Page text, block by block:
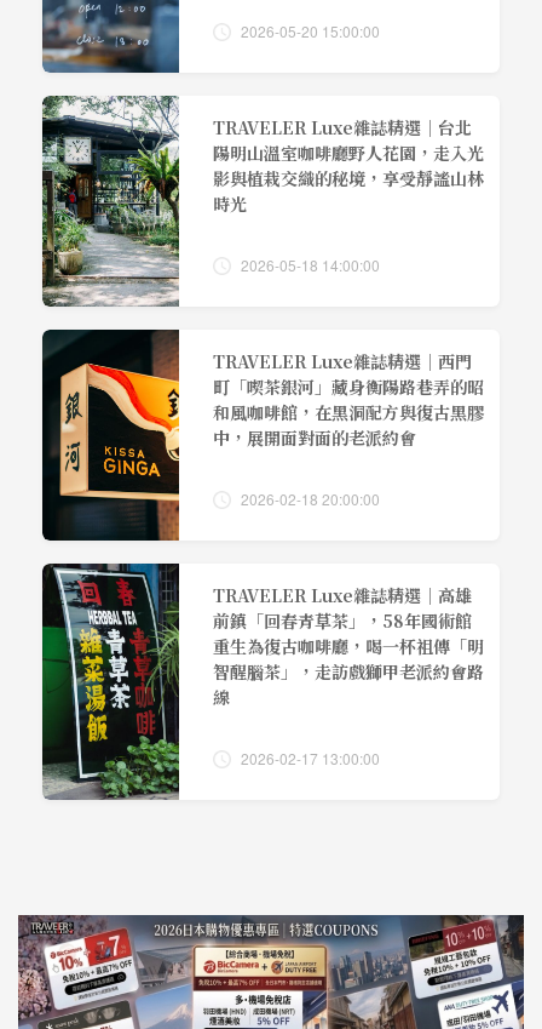
2026-05-20 15:00:00
TRAVELER Luxe雜誌精選｜台北
陽明山溫室咖啡廳野人花園，走入光
影與植栽交織的秘境，享受靜謐山林
時光
2026-05-18 14:00:00
TRAVELER Luxe雜誌精選｜西門
町「喫茶銀河」藏身衡陽路巷弄的昭
和風咖啡館，在黑洞配方與復古黑膠
中，展開面對面的老派約會
2026-02-18 20:00:00
TRAVELER Luxe雜誌精選｜高雄
前鎮「回春青草茶」，58年國術館
重生為復古咖啡廳，喝一杯祖傳「明
智醒腦茶」，走訪戲獅甲老派約會路
線
2026-02-17 13:00:00